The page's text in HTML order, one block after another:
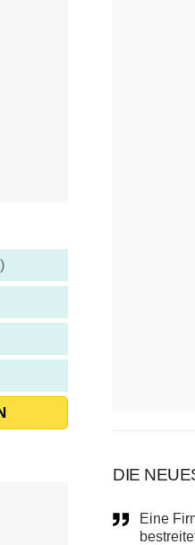
DIE
Eine Firma wird genannt, die Firma